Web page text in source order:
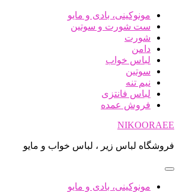
پرش
محتوا
مونوکینی، بادی و مایو
ست شورت و سوتین
شورت
دامن
لباس خواب
سوتین
نیم تنه
لباس فانتزی
فروش عمده
NIKOORAEE
فروشگاه لباس زیر ، لباس خواب و مایو
مونوکینی، بادی و مایو